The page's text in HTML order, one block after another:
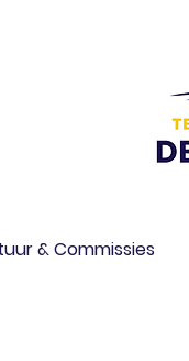
& Commissies